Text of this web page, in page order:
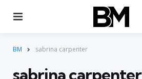
BM sabrina carpenter
sabrina carpenter